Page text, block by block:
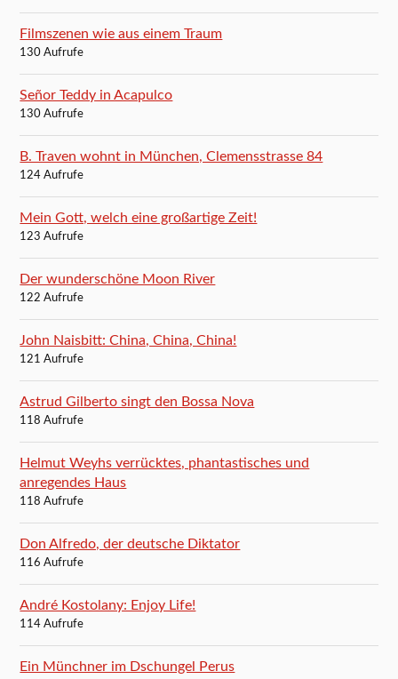
Filmszenen wie aus einem Traum
130 Aufrufe
Señor Teddy in Acapulco
130 Aufrufe
B. Traven wohnt in München, Clemensstrasse 84
124 Aufrufe
Mein Gott, welch eine großartige Zeit!
123 Aufrufe
Der wunderschöne Moon River
122 Aufrufe
John Naisbitt: China, China, China!
121 Aufrufe
Astrud Gilberto singt den Bossa Nova
118 Aufrufe
Helmut Weyhs verrücktes, phantastisches und
anregendes Haus
118 Aufrufe
Don Alfredo, der deutsche Diktator
116 Aufrufe
André Kostolany: Enjoy Life!
114 Aufrufe
Ein Münchner im Dschungel Perus